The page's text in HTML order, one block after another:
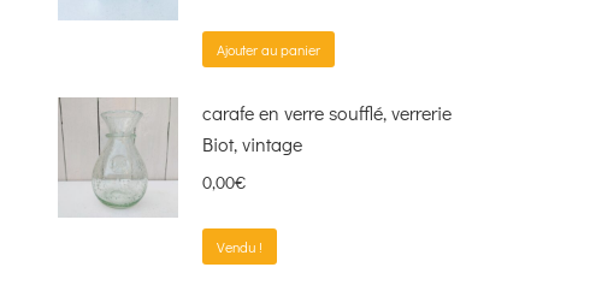
Ajouter au panier
carafe en verre soufflé, verrerie
Biot, vintage
0,00€
Vendu !